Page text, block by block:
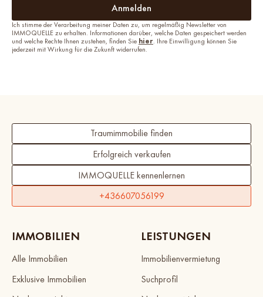
Ich stimme der Verarbeitung meiner Daten zu, um regelmäßig Newsletter von
IMMOQUELLE zu erhalten. Informationen darüber, welche Daten gespeichert werden
und welche Rechte Ihnen zustehen, finden Sie hier. Ihre Einwilligung können Sie
jederzeit mit Wirkung für die Zukunft widerrufen.
Traumimmobilie finden
Erfolgreich verkaufen
IMMOQUELLE kennenlernen
+436607056199
IMMOBILIEN
Alle Immobilien
Exklusive Immobilien
LEISTUNGEN
Immobilienvermietung
Suchprofil